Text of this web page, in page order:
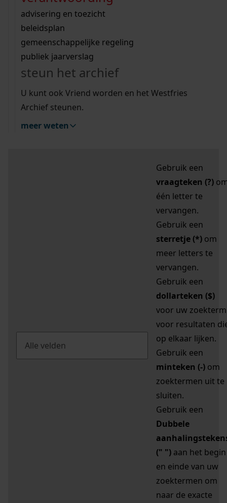
bouwvergunningen
omgevingsvergunningen
vergunningen
beeld en geluid
uitleg nodig?
Wij helpen u op weg met een aantal zoektips.
bekijk alle zoektips
Wij helpen u op weg met een aantal zoektips.
bekijk alle zoektips
bekijk ons geschiedenislokaal
advisering en toezicht
beleidsplan
gemeenschappelijke regeling
publiek jaarverslag
steun het archief
U kunt ook Vriend worden en het Westfries
Archief steunen.
meer weten
zoektips
Mijn Studiezaal (inloggen)
uw zoekopdracht te
Gebruik een
vraagteken (?)
één letter te
vervangen.
Gebruik een
sterretje (*) om
meer letters te
vervangen.
Gebruik een
dollarteken ($)
voor uw zoekterm
voor resultaten
op elkaar lijken.
Gebruik een
minteken (-) om
zoektermen uit te
sluiten.
Gebruik een
Dubbele
(" ") aan het begin
en einde van uw
zoektermen om
naar de exacte